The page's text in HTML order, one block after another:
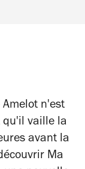
n'est
qu'il vaille la
avant la
Ma